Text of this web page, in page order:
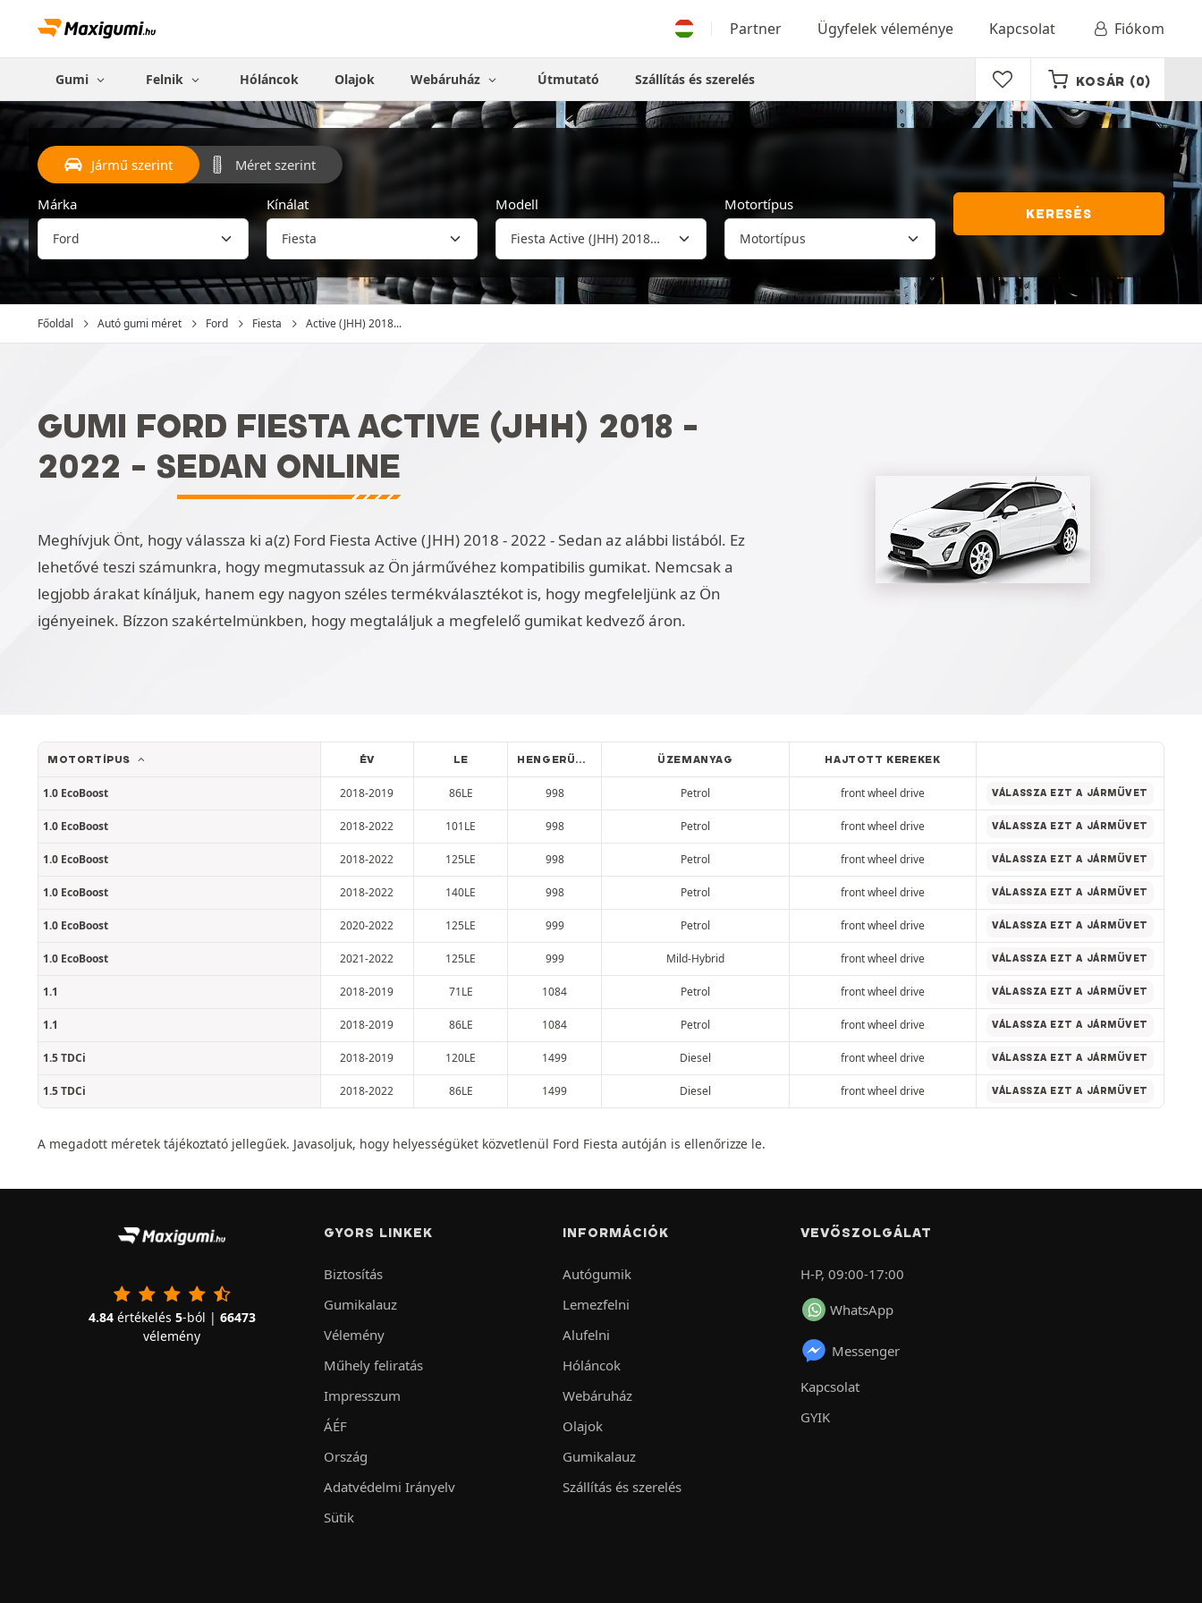
Partner Ügyfelek véleménye Kapcsolat Fiókom
Gumi Felnik Hóláncok Olajok Webáruház Útmutató Szállítás és szerelés KOSÁR (0)
Jármű szerint Méret szerint
Márka Kínálat Modell Motortípus
KERESÉS
Főoldal Autó gumi méret Ford Fiesta Active (JHH) 2018...
GUMI FORD FIESTA ACTIVE (JHH) 2018 -
2022 - SEDAN ONLINE
Meghívjuk Önt, hogy válassza ki a(z) Ford Fiesta Active (JHH) 2018 - 2022 - Sedan az alábbi listából. Ez
lehetővé teszi számunkra, hogy megmutassuk az Ön járművéhez kompatibilis gumikat. Nemcsak a
legjobb árakat kínáljuk, hanem egy nagyon széles termékválasztékot is, hogy megfeleljünk az Ön
igényeinek. Bízzon szakértelmünkben, hogy megtaláljuk a megfelelő gumikat kedvező áron.
MOTORTÍPUS ÉV LE HENGERŰRTARTALOM ÜZEMANYAG HAJTOTT KEREKEK
1.0 EcoBoost 2018-2019 86LE 998 Petrol front wheel drive VÁLASSZA EZT A JÁRMŰVET
1.0 EcoBoost 2018-2022 101LE 998 Petrol front wheel drive VÁLASSZA EZT A JÁRMŰVET
1.0 EcoBoost 2018-2022 125LE 998 Petrol front wheel drive VÁLASSZA EZT A JÁRMŰVET
1.0 EcoBoost 2018-2022 140LE 998 Petrol front wheel drive VÁLASSZA EZT A JÁRMŰVET
1.0 EcoBoost 2020-2022 125LE 999 Petrol front wheel drive VÁLASSZA EZT A JÁRMŰVET
1.0 EcoBoost 2021-2022 125LE 999 Mild-Hybrid front wheel drive VÁLASSZA EZT A JÁRMŰVET
1.1 2018-2019 71LE 1084 Petrol front wheel drive VÁLASSZA EZT A JÁRMŰVET
1.1 2018-2019 86LE 1084 Petrol front wheel drive VÁLASSZA EZT A JÁRMŰVET
1.5 TDCi 2018-2019 120LE 1499 Diesel front wheel drive VÁLASSZA EZT A JÁRMŰVET
1.5 TDCi 2018-2022 86LE 1499 Diesel front wheel drive VÁLASSZA EZT A JÁRMŰVET
A megadott méretek tájékoztató jellegűek. Javasoljuk, hogy helyességüket közvetlenül Ford Fiesta autóján is ellenőrizze le.
4.84értékelés 5-ból | 66473
vélemény
GYORS LINKEK
Biztosítás
Gumikalauz
Vélemény
Műhely feliratás
Impresszum
ÁÉF
Ország
Adatvédelmi Irányelv
Sütik
INFORMÁCIÓK
Autógumik
Lemezfelni
Alufelni
Hóláncok
Webáruház
Olajok
Gumikalauz
Szállítás és szerelés
VEVŐSZOLGÁLAT
H-P, 09:00-17:00
WhatsApp
Messenger
Kapcsolat
GYIK